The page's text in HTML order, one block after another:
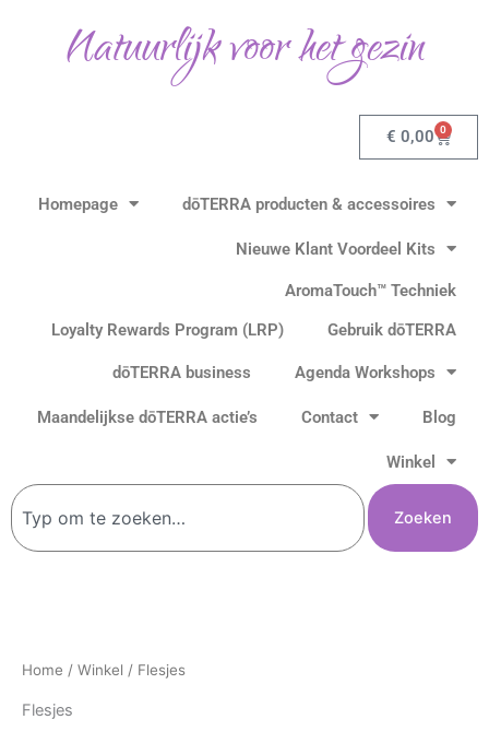
Natuurlijk voor het gezin
€ 0,00 0
Homepage dōTERRA producten & accessoires
Nieuwe Klant Voordeel Kits
AromaTouch™ Techniek
Loyalty Rewards Program (LRP)
Gebruik dōTERRA
dōTERRA business Agenda Workshops
Maandelijkse dōTERRA actie’s Contact Blog
Winkel
Zoeken
Zoeken
Home / Winkel / Flesjes
Flesjes
op
populariteit